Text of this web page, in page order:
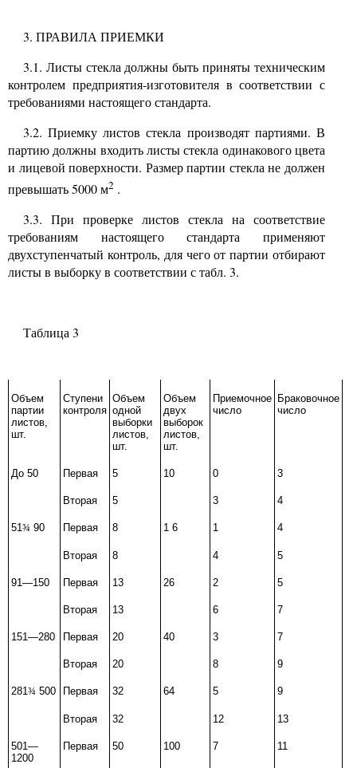
3. ПРАВИЛА ПРИЕМКИ
3.1. Листы стекла должны быть приняты техническим
контролем предприятия-изготовителя в соответствии с
требованиями настоящего стандарта.
3.2. Приемку листов стекла производят партиями. В
партию должны входить листы стекла одинакового цвета
и лицевой поверхности. Размер партии стекла не должен
превышать5000м2 .
3.3. При проверке листов стекла на соответствие
требованиям настоящего стандарта применяют
двухступенчатый контроль, для чего от партии отбирают
листы в выборку в соответствии с табл. 3.
Таблица3
Объем
партии
листов,
шт.
Ступени
контроля
Объем
одной
выборки
листов,
шт.
Объем
двух
выборок
листов,
шт.
Приемочное
число
Браковочное
число
До 50 Первая 5 10 0 3
Вторая 5 3 4
51¾ 90 Первая 8 1 6 1 4
Вторая 8 4 5
91—150 Первая 13 26 2 5
Вторая 13 6 7
151—280 Первая 20 40 3 7
Вторая 20 8 9
281¾ 500 Первая 32 64 5 9
Вторая 32 12 13
501—
1200
Первая 50 100 7 11